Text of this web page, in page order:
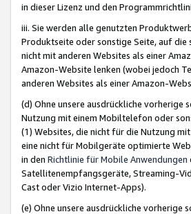
in dieser Lizenz und den
iii. Sie werden alle genutzten
Produktseite oder sonstige Seite, auf
nicht mit anderen Websites als einer
Amazon-Website lenken (wobei jedoch
anderen Websites als einer Amazon-
(d) Ohne unsere ausdrückliche
Nutzung mit einem Mobiltelefon oder
(1) Websites, die nicht für die Nutzung
eine nicht für Mobilgeräte optimierte
in den Richtlinie für Mobile Anwendungen
Satellitenempfangsgeräte, Streaming-
Cast oder Vizio Internet-Apps).
(e) Ohne unsere ausdrückliche vorherige